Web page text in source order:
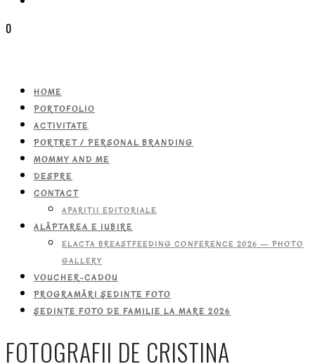
0
HOME
PORTOFOLIO
ACTIVITATE
PORTRET / PERSONAL BRANDING
MOMMY AND ME
DESPRE
CONTACT
APARIŢII EDITORIALE
ALĂPTAREA E IUBIRE
ELACTA BREASTFEEDING CONFERENCE 2026 — PHOTO
GALLERY
VOUCHER-CADOU
PROGRAMĂRI ŞEDINŢE FOTO
ŞEDINŢE FOTO DE FAMILIE LA MARE 2026
FOTOGRAFII DE CRISTINA